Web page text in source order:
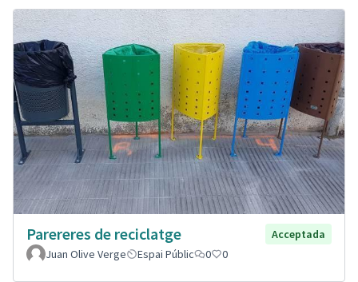
Parereres de reciclatge
Acceptada
Juan Olive Verge
Espai Públic 0 0